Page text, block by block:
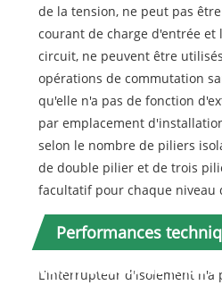
de la tension, ne peut pas
courant de charge d'entrée et
circuit, ne peuvent être
opérations de commutation
qu'elle n'a pas de fonction
par emplacement
selon le nombre de piliers
de double pilier et de trois
facultatif pour chaque niveau
Performances
commutateur de mise
L'interrupteur d'isolement n'a